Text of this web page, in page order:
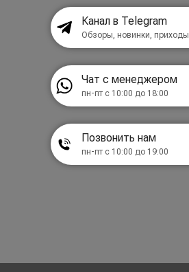
Канал в Telegram
Обзоры, новинки, приходы
Чат с менеджером
пн-пт с 10:00 до 18:00
Позвонить нам
пн-пт с 10:00 до 19:00